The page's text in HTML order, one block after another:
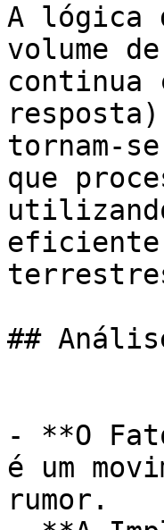
A lógica
volume
continua
tornam-
que
eficiente
##
- **O
é um
rumor.